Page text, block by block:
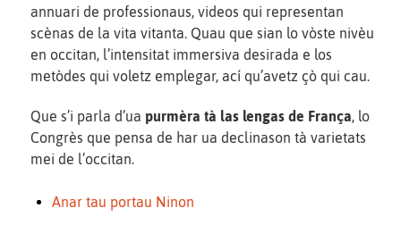
annuari de professionaus, videos qui representan
scènas de la vita vitanta. Quau que sian lo vòste nivèu
en occitan, l’intensitat immersiva desirada e los
metòdes qui voletz emplegar, ací qu’avetz çò qui cau.
Que s’i parla d’ua purmèra tà las lengas de França, lo
Congrès que pensa de har ua declinason tà varietats
mei de l’occitan.
Anar tau portau Ninon